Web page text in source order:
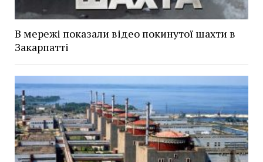
В мережі показали відео покинутої шахти в
Закарпатті